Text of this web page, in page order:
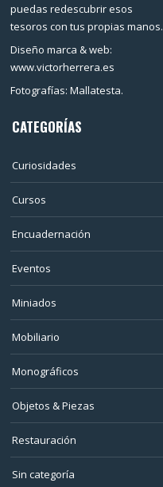
puedas redescubrir esos
tesoros con tus propias manos.
Diseño marca & web:
www.victorherrera.es
Fotografías: Mallatesta.
CATEGORÍAS
Curiosidades
Cursos
Encuadernación
Eventos
Miniados
Mobiliario
Monográficos
Objetos & Piezas
Restauración
Sin categoría